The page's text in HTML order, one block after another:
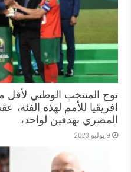
افريقيا للأمم لهذه
المصري بهدفين لواحد،
9 يوليو,2023